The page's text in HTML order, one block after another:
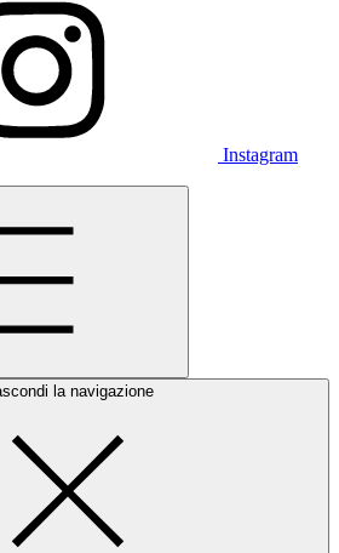
Instagram
la navigazione